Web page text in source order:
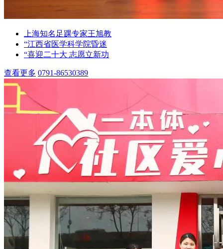
上海知名足踝专家王旭教
“江西省医学科学院昏迷
“喜迎二十大 志愿立新功
查看更多 0791-86530389